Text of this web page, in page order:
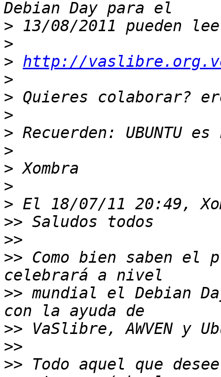
>
>
> http://vaslibre.org.ve/
>
>
>
>
>
>
>
>
>>
>>
>> Como bien saben el
>> mundial el Debian
>>
>>
>> Todo aquel que